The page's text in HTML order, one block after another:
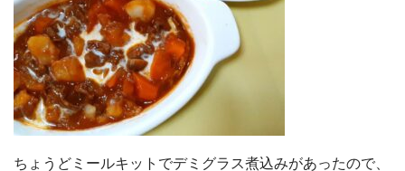
ちょうどミールキットでデミグラス煮込みがあったので、